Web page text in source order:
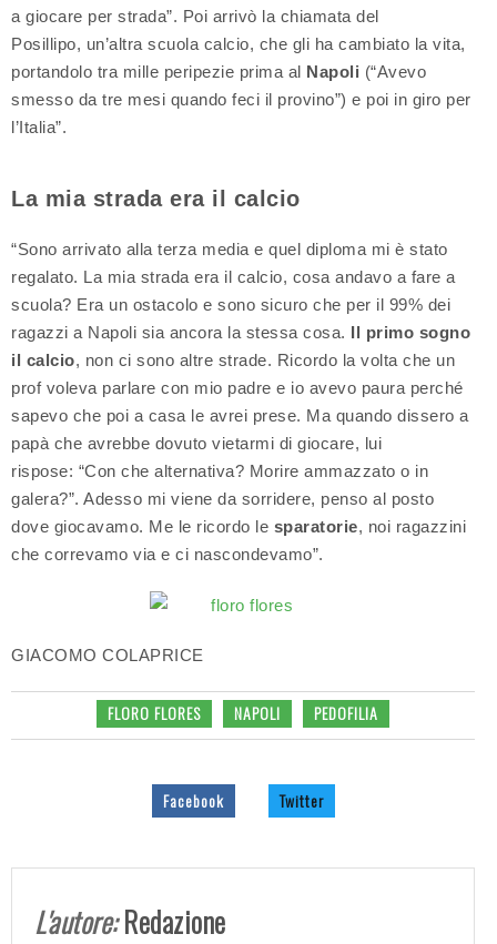
a giocare per strada”. Poi arrivò la chiamata del
Posillipo, un’altra scuola calcio, che gli ha cambiato la vita,
portandolo tra mille peripezie prima al Napoli (“Avevo
smesso da tre mesi quando feci il provino”) e poi in giro per
l’Italia”.
La mia strada era il calcio
“Sono arrivato alla terza media e quel diploma mi è stato
regalato. La mia strada era il calcio, cosa andavo a fare a
scuola? Era un ostacolo e sono sicuro che per il 99% dei
ragazzi a Napoli sia ancora la stessa cosa. Il primo sogno
il calcio, non ci sono altre strade. Ricordo la volta che un
prof voleva parlare con mio padre e io avevo paura perché
sapevo che poi a casa le avrei prese. Ma quando dissero a
papà che avrebbe dovuto vietarmi di giocare, lui
rispose: “Con che alternativa? Morire ammazzato o in
galera?”. Adesso mi viene da sorridere, penso al posto
dove giocavamo. Me le ricordo le sparatorie, noi ragazzini
che correvamo via e ci nascondevamo”.
GIACOMO COLAPRICE
FLORO FLORES NAPOLI PEDOFILIA
Facebook Twitter
L'autore:Redazione